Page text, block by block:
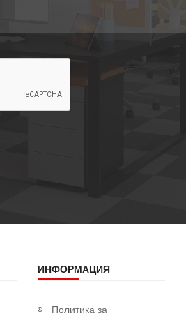
ИНФОРМАЦИЯ
Политика за